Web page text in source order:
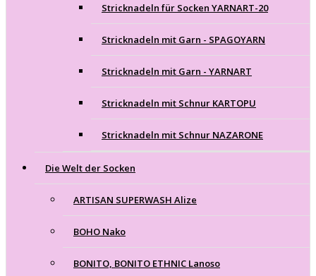
Stricknadeln für Socken YARNART-20
Stricknadeln mit Garn - SPAGOYARN
Stricknadeln mit Garn - YARNART
Stricknadeln mit Schnur KARTOPU
Stricknadeln mit Schnur NAZARONE
Die Welt der Socken
ARTISAN SUPERWASH Alize
BOHO Nako
BONITO, BONITO ETHNIC Lanoso